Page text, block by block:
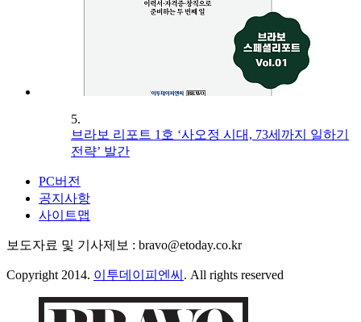
5.
브라보 리포트 1호 ‘사오정 시대, 73세까지 일하기
전략’ 발간
PC버전
공지사항
사이트맵
보도자료 및 기사제보 : bravo@etoday.co.kr
Copyright 2014. 이투데이피엔씨 . All rights reserved